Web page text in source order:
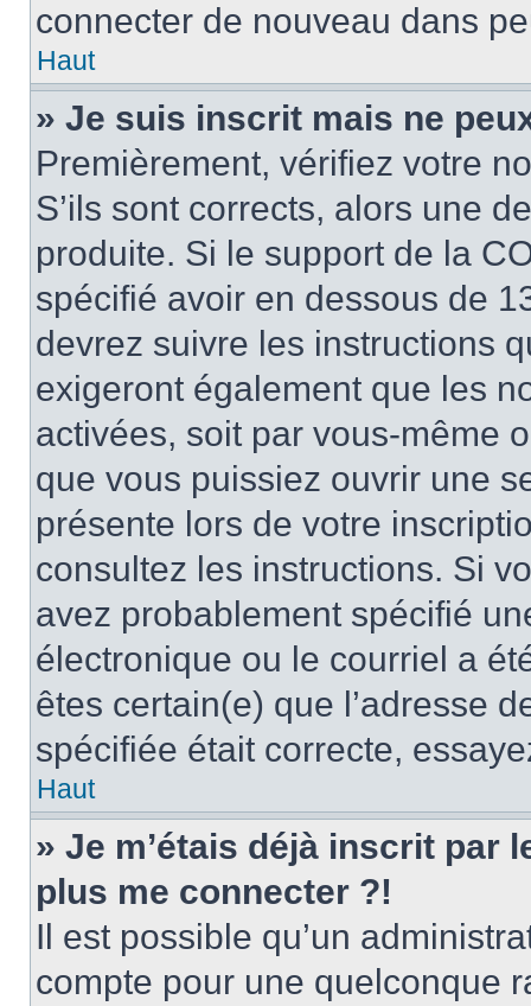
connecter de nouveau dans
Haut
» Je suis inscrit mais ne
Premièrement, vérifiez votre
S’ils sont corrects, alors une
produite. Si le support de la
spécifié avoir en dessous de
devrez suivre les instructions
exigeront également que les
activées, soit par vous-même
que vous puissiez ouvrir une
présente lors de votre
consultez les instructions. Si
avez probablement spécifié
électronique ou le courriel a
êtes certain(e) que l’adresse
spécifiée était correcte,
Haut
» Je m’étais déjà inscrit par
plus me connecter ?!
Il est possible qu’un
compte pour une quelconque